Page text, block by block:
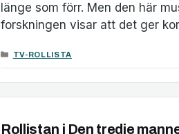
länge som förr. Men den här
forskningen visar att det ger
KATEGORIER
TV-ROLLISTA
Rollistan i Den tredje